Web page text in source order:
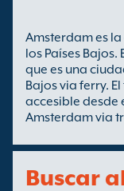
Amsterdam es
los Países
que es una
Bajos via ferry.
accesible desde
Amsterdam via
Buscar